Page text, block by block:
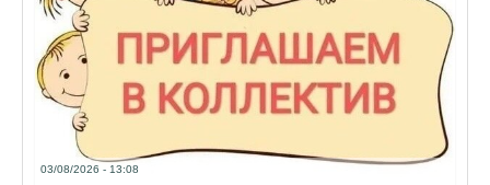
03/08/2026 - 13:08